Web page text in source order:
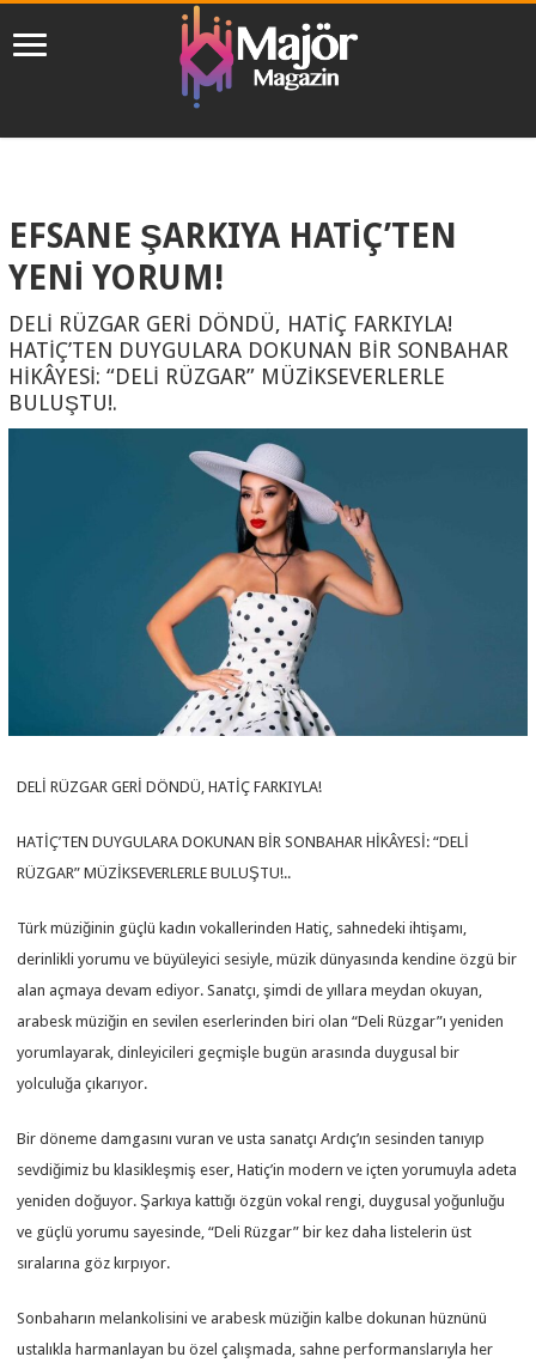
EFSANE ŞARKIYA HATİÇ’TEN
YENİ YORUM!
DELİ RÜZGAR GERİ DÖNDÜ, HATİÇ FARKIYLA!
HATİÇ’TEN DUYGULARA DOKUNAN BİR SONBAHAR
HİKÂYESİ: “DELİ RÜZGAR” MÜZİKSEVERLERLE
BULUŞTU!.
DELİ RÜZGAR GERİ DÖNDÜ, HATİÇ FARKIYLA!
HATİÇ’TEN DUYGULARA DOKUNAN BİR SONBAHAR HİKÂYESİ: “DELİ
RÜZGAR” MÜZİKSEVERLERLE BULUŞTU!..
Türk müziğinin güçlü kadın vokallerinden Hatiç, sahnedeki ihtişamı,
derinlikli yorumu ve büyüleyici sesiyle, müzik dünyasında kendine özgü bir
alan açmaya devam ediyor. Sanatçı, şimdi de yıllara meydan okuyan,
arabesk müziğin en sevilen eserlerinden biri olan “Deli Rüzgar”ı yeniden
yorumlayarak, dinleyicileri geçmişle bugün arasında duygusal bir
yolculuğa çıkarıyor.
Bir döneme damgasını vuran ve usta sanatçı Ardıç’ın sesinden tanıyıp
sevdiğimiz bu klasikleşmiş eser, Hatiç’in modern ve içten yorumuyla adeta
yeniden doğuyor. Şarkıya kattığı özgün vokal rengi, duygusal yoğunluğu
ve güçlü yorumu sayesinde, “Deli Rüzgar” bir kez daha listelerin üst
sıralarına göz kırpıyor.
Sonbaharın melankolisini ve arabesk müziğin kalbe dokunan hüznünü
ustalıkla harmanlayan bu özel çalışmada, sahne performanslarıyla her